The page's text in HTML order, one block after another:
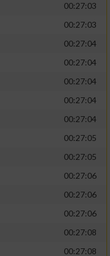
00:27:03
00:27:03
00:27:04
00:27:04
00:27:04
00:27:04
00:27:04
00:27:05
00:27:05
00:27:06
00:27:06
00:27:06
00:27:08
00:27:08